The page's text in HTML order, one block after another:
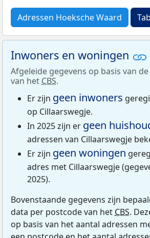
Adressen Hoeksche Waard
Inwoners en woningen
Afgeleide gegevens op basis van
van het CBS.
Er zijn geen inwoners
op Cillaarswegje.
In 2025 zijn er geen
adressen van Cillaarswegje
Er zijn geen woningen
adres met Cillaarswegje
2025).
Bovenstaande gegevens zijn
data per postcode van het CBS.
op basis van het aantal adressen